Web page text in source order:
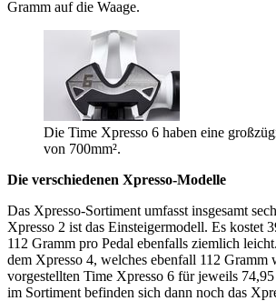
Gramm auf die Waage.
Die Time Xpresso 6 haben eine
von 700mm².
Die verschiedenen Xpresso-Modelle
Das Xpresso-Sortiment umfasst insgesamt
Xpresso 2 ist das Einsteigermodell. Es kostet
112 Gramm pro Pedal ebenfalls ziemlich
dem Xpresso 4, welches ebenfall 112 Gramm
vorgestellten Time Xpresso 6 für jeweils
im Sortiment befinden sich dann noch das